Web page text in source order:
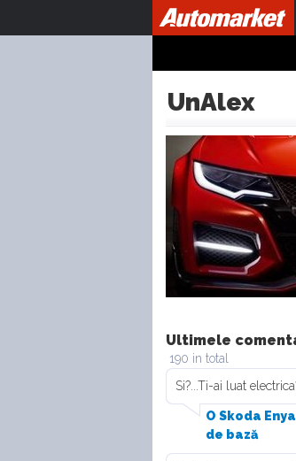
UnAlex
Ultimele
190 in total
Si?...Ti-ai luat
O Skoda
de bază